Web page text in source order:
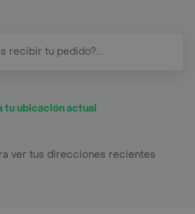
tu ubicación actual
ver tus direcciones recientes